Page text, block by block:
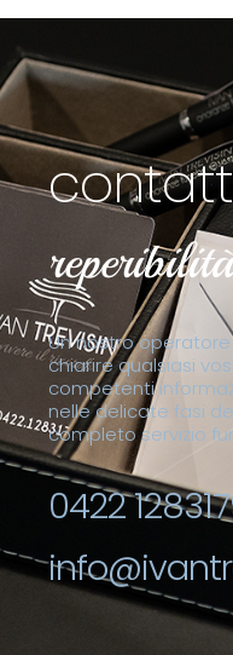
Un nostro
chiarire qualsiasi
competenti
nelle delicate fasi
completo servizio
0422